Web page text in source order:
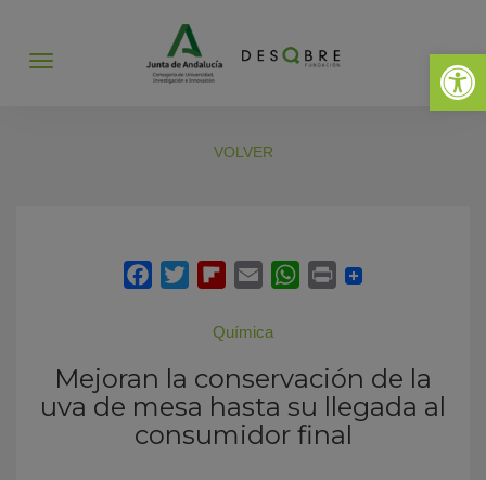
Abrir
Abrir
VOLVER
Química
Mejoran la conservación de la
uva de mesa hasta su llegada al
consumidor final